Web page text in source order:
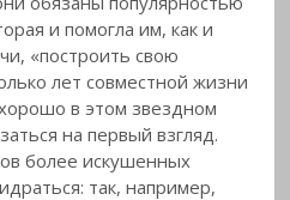
и помогла им, как и
«построить свою
лет совместной жизни
в этом звездном
на первый взгляд.
более искушенных
так, например,